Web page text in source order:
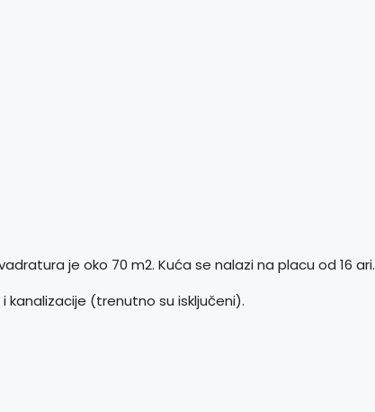
je oko 70 m2. Kuća se nalazi na placu od 16 ari.
kanalizacije (trenutno su isključeni).